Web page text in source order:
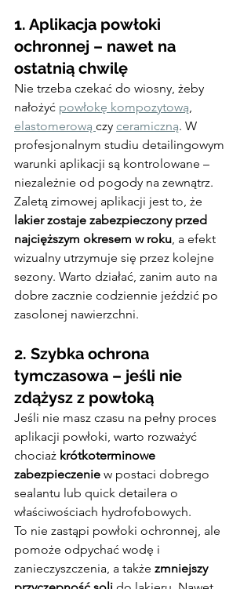
1. Aplikacja powłoki
ochronnej – nawet na
ostatnią chwilę
Nie trzeba czekać do wiosny, żeby
nałożyć powłokę kompozytową,
elastomerową czy ceramiczną. W
profesjonalnym studiu detailingowym
warunki aplikacji są kontrolowane –
niezależnie od pogody na zewnątrz.
Zaletą zimowej aplikacji jest to, że
lakier zostaje zabezpieczony przed
najcięższym okresem w roku, a efekt
wizualny utrzymuje się przez kolejne
sezony. Warto działać, zanim auto na
dobre zacznie codziennie jeździć po
zasolonej nawierzchni.
2. Szybka ochrona
tymczasowa – jeśli nie
zdążysz z powłoką
Jeśli nie masz czasu na pełny proces
aplikacji powłoki, warto rozważyć
chociaż krótkoterminowe
zabezpieczenie w postaci dobrego
sealantu lub quick detailera o
właściwościach hydrofobowych.
To nie zastąpi powłoki ochronnej, ale
pomoże odpychać wodę i
zanieczyszczenia, a także zmniejszy